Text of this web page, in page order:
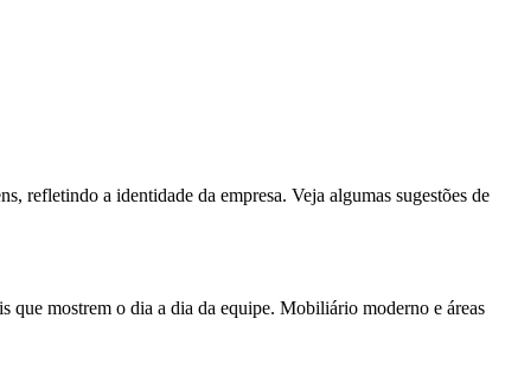
refletindo a identidade da empresa. Veja algumas sugestões de
que mostrem o dia a dia da equipe. Mobiliário moderno e áreas